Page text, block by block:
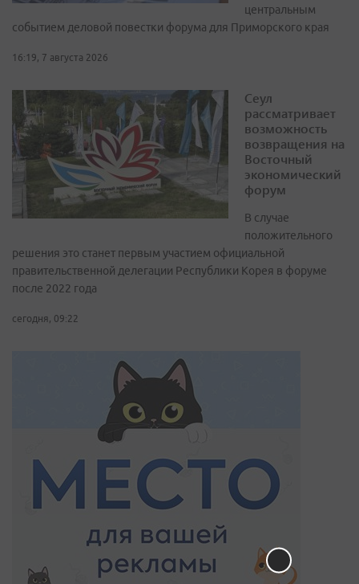
центральным
событием деловой повестки форума для Приморского края
16:19, 7 августа 2026
Сеул
рассматривает
возможность
возвращения на
Восточный
экономический
форум
В случае
положительного
решения это станет первым участием официальной
правительственной делегации Республики Корея в форуме
после 2022 года
сегодня, 09:22